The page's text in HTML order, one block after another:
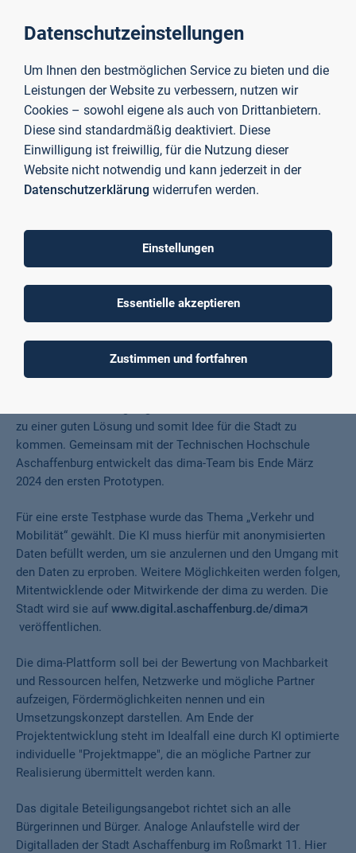
v. l. n. r.: Judith Gerlach (Bayerische Staatsministerin für Digitales), Eric
Der Zukunftsassistent dima
Die dima will Bürgerinnen und Bürger zur Entwicklung von
Herzstück ist eine digitale Plattform mit integrierter
Künstlicher Intelligenz (KI). Das Besondere daran ist, dass sie
zu einer guten Lösung und somit Idee für die Stadt zu
kommen. Gemeinsam mit der Technischen Hochschule
Aschaffenburg entwickelt das dima-Team bis Ende März
2024 den ersten Prototypen.
Für eine erste Testphase wurde das Thema „Verkehr und
Mobilität“ gewählt. Die KI muss hierfür mit anonymisierten
Daten befüllt werden, um sie anzulernen und den Umgang mit
den Daten zu erproben. Weitere Möglichkeiten werden folgen,
Mitentwicklende oder Mitwirkende der dima zu werden. Die
Stadt wird sie auf www.digital.aschaffenburg.de/dima
veröffentlichen.
Die dima-Plattform soll bei der Bewertung von Machbarkeit
und Ressourcen helfen, Netzwerke und mögliche Partner
aufzeigen, Fördermöglichkeiten nennen und ein
Umsetzungskonzept darstellen. Am Ende der
Projektentwicklung steht im Idealfall eine durch KI optimierte
individuelle "Projektmappe", die an mögliche Partner zur
Realisierung übermittelt werden kann.
Das digitale Beteiligungsangebot richtet sich an alle
Bürgerinnen und Bürger. Analoge Anlaufstelle wird der
Digitalladen der Stadt Aschaffenburg im Roßmarkt 11. Hier
Datenschutzeinstellungen
Um Ihnen den bestmöglichen Service zu bieten und die
Leistungen der Website zu verbessern, nutzen wir
Cookies – sowohl eigene als auch von Drittanbietern.
Diese sind standardmäßig deaktiviert. Diese
Einwilligung ist freiwillig, für die Nutzung dieser
Website nicht notwendig und kann jederzeit in der
Datenschutzerklärung widerrufen werden.
Einstellungen
Essentielle akzeptieren
Zustimmen und fortfahren